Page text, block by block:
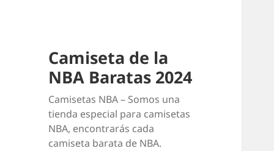
Camiseta de la
NBA Baratas 2024
Camisetas NBA – Somos una
tienda especial para camisetas
NBA, encontrarás cada
camiseta barata de NBA.